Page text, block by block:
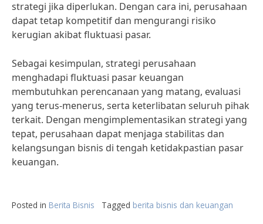
strategi jika diperlukan. Dengan cara ini, perusahaan
dapat tetap kompetitif dan mengurangi risiko
kerugian akibat fluktuasi pasar.
Sebagai kesimpulan, strategi perusahaan
menghadapi fluktuasi pasar keuangan
membutuhkan perencanaan yang matang, evaluasi
yang terus-menerus, serta keterlibatan seluruh pihak
terkait. Dengan mengimplementasikan strategi yang
tepat, perusahaan dapat menjaga stabilitas dan
kelangsungan bisnis di tengah ketidakpastian pasar
keuangan.
Posted in Berita Bisnis Tagged berita bisnis dan keuangan